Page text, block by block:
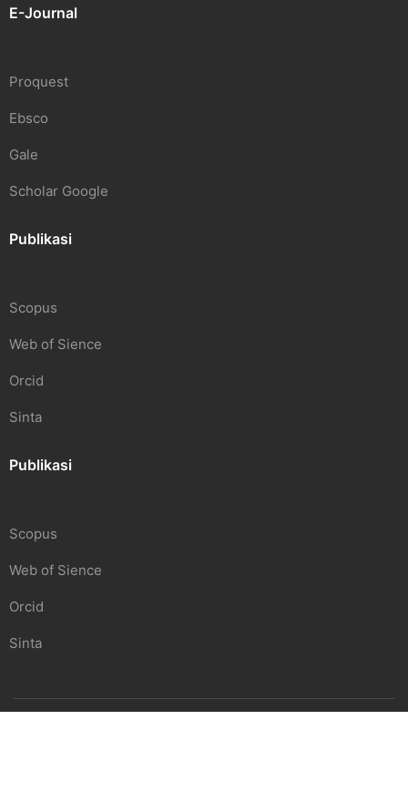
E-Journal
Proquest
Ebsco
Gale
Scholar Google
Publikasi
Scopus
Web of Sience
Orcid
Sinta
Publikasi
Scopus
Web of Sience
Orcid
Sinta